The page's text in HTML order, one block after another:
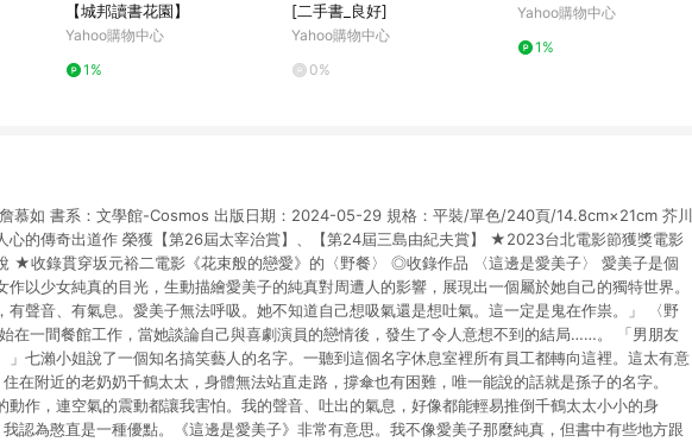
【城邦讀書花園】
Yahoo購物中心
1%
[二手書_良好]
Yahoo購物中心
0%
Yahoo購物中心
1%
慕如 書系：文學館-Cosmos 出版日期：2024-05-29 規格：平裝/單色/240頁/14.8cm×21cm 芥川
心的傳奇出道作 榮獲【第26屆太宰治賞】、【第24屆三島由紀夫賞】 ★2023台北電影節獲獎電影
★收錄貫穿坂元裕二電影《花束般的戀愛》的〈野餐〉 ◎收錄作品 〈這邊是愛美子〉 愛美子是個
作以少女純真的目光，生動描繪愛美子的純真對周遭人的影響，展現出一個屬於她自己的獨特世界。
有聲音、有氣息。愛美子無法呼吸。她不知道自己想吸氣還是想吐氣。這一定是鬼在作祟。」 〈野
在一間餐館工作，當她談論自己與喜劇演員的戀情後，發生了令人意想不到的結局……。 「男朋友
」七瀨小姐說了一個知名搞笑藝人的名字。一聽到這個名字休息室裡所有員工都轉向這裡。這太有意
在附近的老奶奶千鶴太太，身體無法站直走路，撐傘也有困難，唯一能說的話就是孫子的名字。
動作，連空氣的震動都讓我害怕。我的聲音、吐出的氣息，好像都能輕易推倒千鶴太太小小的身
認為憨直是一種優點。《這邊是愛美子》非常有意思。我不像愛美子那麼純真，但書中有些地方跟